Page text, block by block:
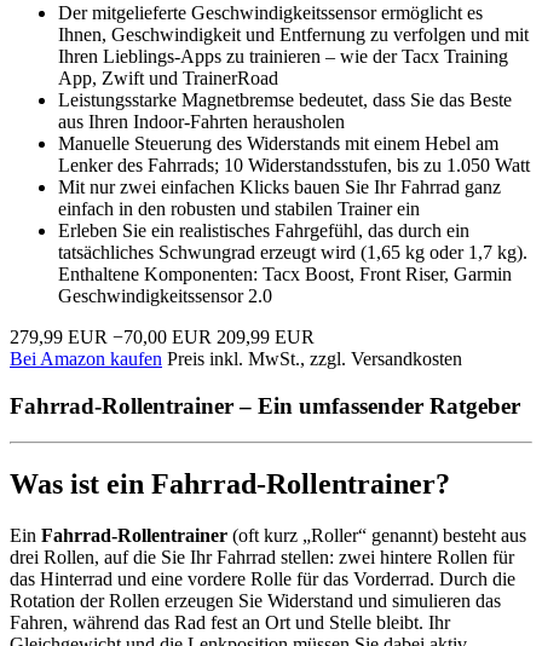
Der mitgelieferte Geschwindigkeitssensor ermöglicht es
Ihnen, Geschwindigkeit und Entfernung zu verfolgen und mit
Ihren Lieblings-Apps zu trainieren – wie der Tacx Training
App, Zwift und TrainerRoad
Leistungsstarke Magnetbremse bedeutet, dass Sie das Beste
aus Ihren Indoor-Fahrten herausholen
Manuelle Steuerung des Widerstands mit einem Hebel am
Lenker des Fahrrads; 10 Widerstandsstufen, bis zu 1.050 Watt
Mit nur zwei einfachen Klicks bauen Sie Ihr Fahrrad ganz
einfach in den robusten und stabilen Trainer ein
Erleben Sie ein realistisches Fahrgefühl, das durch ein
tatsächliches Schwungrad erzeugt wird (1,65 kg oder 1,7 kg).
Enthaltene Komponenten: Tacx Boost, Front Riser, Garmin
Geschwindigkeitssensor 2.0
279,99 EUR −70,00 EUR 209,99 EUR
Bei Amazon kaufen Preis inkl. MwSt., zzgl. Versandkosten
Fahrrad-Rollentrainer – Ein umfassender Ratgeber
Was ist ein Fahrrad-Rollentrainer?
Ein Fahrrad-Rollentrainer (oft kurz „Roller“ genannt) besteht aus
drei Rollen, auf die Sie Ihr Fahrrad stellen: zwei hintere Rollen für
das Hinterrad und eine vordere Rolle für das Vorderrad. Durch die
Rotation der Rollen erzeugen Sie Widerstand und simulieren das
Fahren, während das Rad fest an Ort und Stelle bleibt. Ihr